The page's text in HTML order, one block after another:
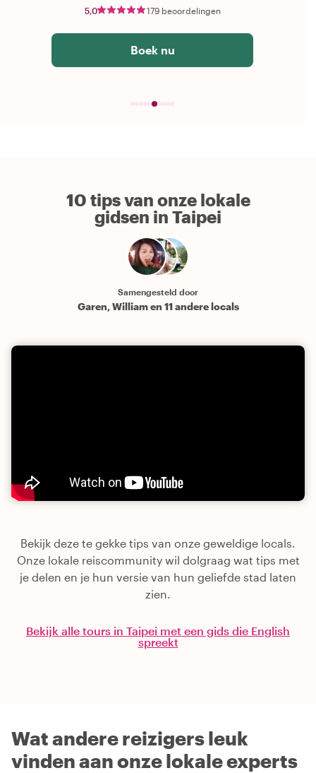
5,0 179 beoordelingen
Boek nu
10 tips van onze lokale
gidsen in Taipei
Samengesteld door
Garen, William en 11 andere locals
Bekijk deze te gekke tips van onze geweldige locals.
Onze lokale reiscommunity wil dolgraag wat tips met
je delen en je hun versie van hun geliefde stad laten
zien.
Bekijk alle tours in Taipei met een gids die English
spreekt
Wat andere reizigers leuk
vinden aan onze lokale experts